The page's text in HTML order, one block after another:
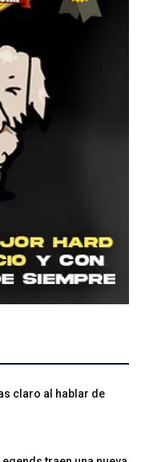
claro al hablar de